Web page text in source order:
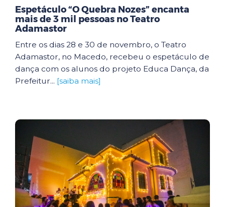
Espetáculo “O Quebra Nozes” encanta
mais de 3 mil pessoas no Teatro
Adamastor
Entre os dias 28 e 30 de novembro, o Teatro
Adamastor, no Macedo, recebeu o espetáculo de
dança com os alunos do projeto Educa Dança, da
Prefeitur... [saiba mais]